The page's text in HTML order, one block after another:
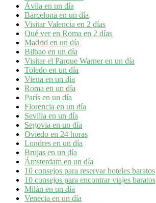
Ávila en un día
Barcelona en un día
Visitar Valencia en 2 días
Qué ver en Roma en 2 días
Madrid en un día
Bilbao en un día
Visitar el Parque Warner en un día
Toledo en un día
Viena en un día
Roma en un día
París en un día
Florencia en un día
Sevilla en un día
Segovia en un día
Oviedo en 24 horas
Londres en un día
Brujas en un día
Ámsterdam en un día
10 consejos para reservar hoteles baratos
10 consejos para encontrar viajes baratos
Milán en un día
Venecia en un día